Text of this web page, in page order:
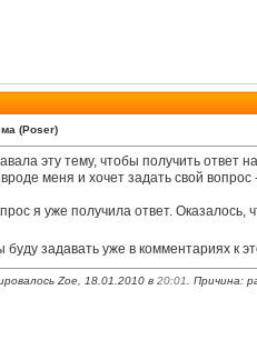
(Poser)
эту тему, чтобы получить ответ
меня и хочет задать свой
я уже получила ответ.
задавать уже в комментариях к
Zoe, 18.01.2010 в 20:01 . Причина: